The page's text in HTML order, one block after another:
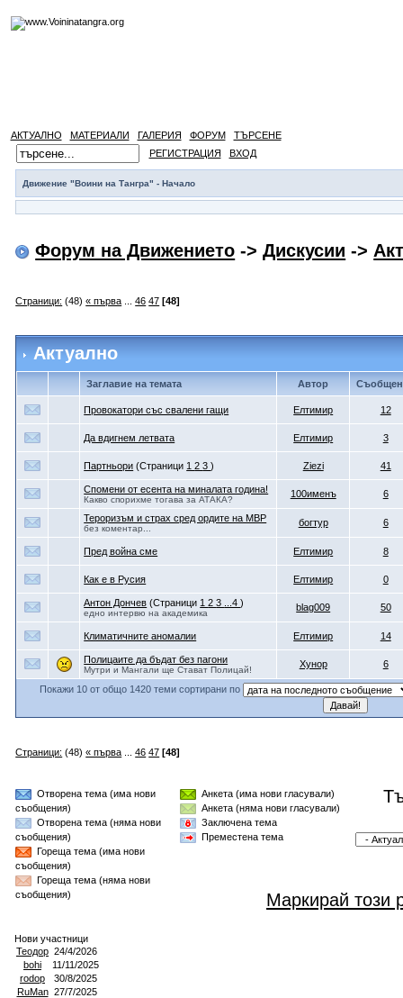
АКТУАЛНО МАТЕРИАЛИ ГАЛЕРИЯ ФОРУМ
ТЪРСЕНЕ
РЕГИСТРАЦИЯ
ВХОД
Движение "Воини на Тангра" - Начало
Форум на Движението ->Дискусии ->
Страници: (48)« първа ...46 47 [48]
Актуално
Заглавие на темата Автор
Провокатори със свалени гащи Eлтимир 12
Да вдигнем летвата Eлтимир 3
Партньори (Страници 123) Ziezi 41
Спомени от есента на миналата година!
Какво спорихме тогава за АТАКА?
100именъ 6
Тероризъм и страх сред ордите на МВР
без коментар...
богтур 6
Пред война сме Eлтимир 8
Как е в Русия Eлтимир 0
Антон Дончев (Страници 123 ...4)
едно интервю на академика
blag009 50
Климатичните аномалии Eлтимир 14
Полицаите да бъдат без пагони
Мутри и Мангали ще Стават Полицай!
Хунор 6
Покажи 10 от общо 1420 теми сортирани по
Страници: (48)« първа ...46 47 [48]
Отворена тема (има нови
съобщения)
Отворена тема (няма нови
съобщения)
Гореща тема (има нови
съобщения)
Гореща тема (няма нови
съобщения)
Анкета (има нови гласували)
Анкета (няма нови гласували)
Заключена тема
Преместена тема
Маркирай този
Нови участници
Теодор 24/4/2026
bohi
11/11/2025
rodop
30/8/2025
RuMan 27/7/2025